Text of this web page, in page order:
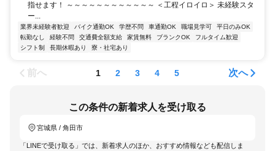
指せます！ ～～～～～～～～～～～～ ＜工程イロイロ＞ 未経験スタ
ー...
業界未経験者歓迎 バイク通勤OK 学歴不問 車通勤OK 職場見学可
平日のみOK
転勤なし
経験不問 交通費全額支給 家賃無料 ブランクOK
フルタイム歓迎
シフト制
長期休暇あり 寮・社宅あり
前へ 1 2 3 4 5 次へ
この条件の新着求人を受け取る
宮城県 / 角田市
「LINEで受け取る」では、新着求人のほか、おすすめ情報なども配信しま